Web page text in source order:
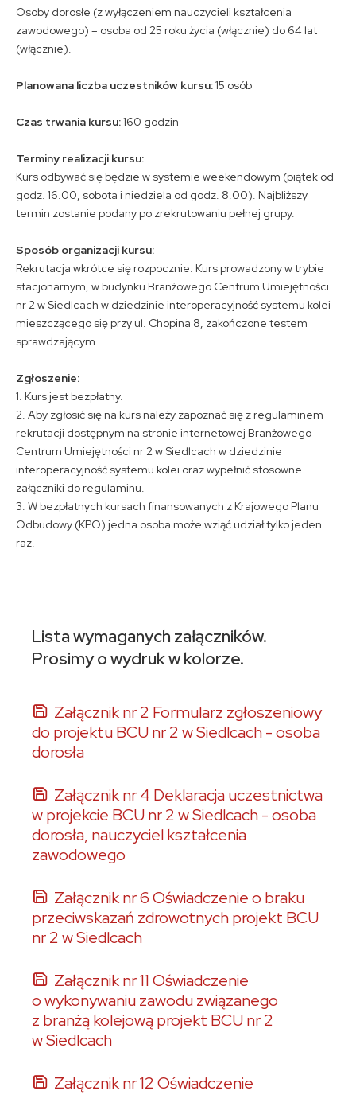
Osoby dorosłe (z wyłączeniem nauczycieli kształcenia
zawodowego) – osoba od 25 roku życia (włącznie) do 64 lat
(włącznie).
Planowana liczba uczestników kursu:15 osób
Czas trwania kursu:160 godzin
Terminy realizacji kursu:
Kurs odbywać się będzie w systemie weekendowym (piątek od
godz. 16.00, sobota i niedziela od godz. 8.00). Najbliższy
termin zostanie podany po zrekrutowaniu pełnej grupy.
Sposób organizacji kursu:
Rekrutacja wkrótce się rozpocznie. Kurs prowadzony w trybie
stacjonarnym, w budynku Branżowego Centrum Umiejętności
nr 2 w Siedlcach w dziedzinie interoperacyjność systemu kolei
mieszczącego się przy ul. Chopina 8, zakończone testem
sprawdzającym.
Zgłoszenie:
1. Kurs jest bezpłatny.
2. Aby zgłosić się na kurs należy zapoznać się z regulaminem
rekrutacji dostępnym na stronie internetowej Branżowego
Centrum Umiejętności nr 2 w Siedlcach w dziedzinie
interoperacyjność systemu kolei oraz wypełnić stosowne
załączniki do regulaminu.
3. W bezpłatnych kursach finansowanych z Krajowego Planu
Odbudowy (KPO) jedna osoba może wziąć udział tylko jeden
raz.
Lista wymaganych załączników.
Prosimy o wydruk w kolorze.
Załącznik nr 2 Formularz zgłoszeniowy
do projektu BCU nr 2 w Siedlcach - osoba
dorosła
Załącznik nr 4 Deklaracja uczestnictwa
w projekcie BCU nr 2 w Siedlcach - osoba
dorosła, nauczyciel kształcenia
zawodowego
Załącznik nr 6 Oświadczenie o braku
przeciwskazań zdrowotnych projekt BCU
nr 2 w Siedlcach
Załącznik nr 11 Oświadczenie
o wykonywaniu zawodu związanego
z branżą kolejową projekt BCU nr 2
w Siedlcach
Załącznik nr 12 Oświadczenie